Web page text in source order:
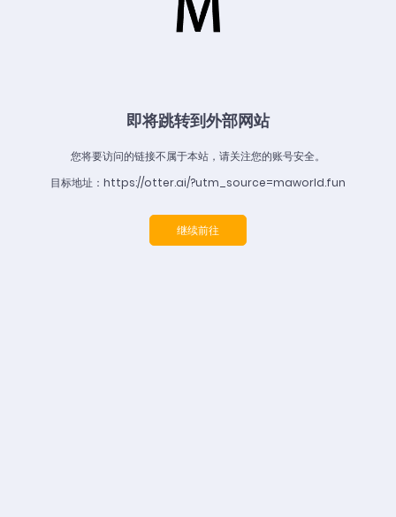
即将跳转到外部网站
您将要访问的链接不属于本站，请关注您的账号安全。
目标地址：https://otter.ai/?utm_source=maworld.fun
继续前往